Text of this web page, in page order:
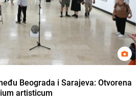
Beograda i Sarajeva: Otvorena
artisticum